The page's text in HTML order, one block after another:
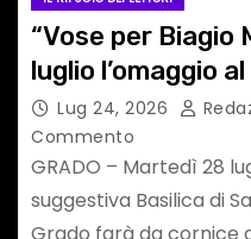
“Vose per Biagio
luglio l’omaggio
Lug 24, 2026
Commento
GRADO – Martedì 28
suggestiva Basilica di